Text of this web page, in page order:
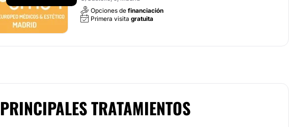
Opciones de financiación
Primera visita gratuita
PRINCIPALES TRATAMIENTOS